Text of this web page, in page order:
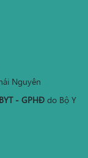
Nguyên
- GPHĐdo Bộ Y